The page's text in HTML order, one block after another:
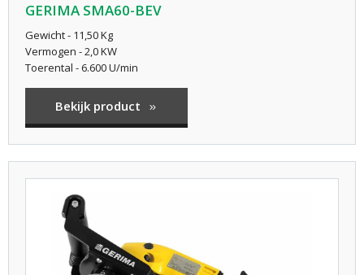
GERIMA SMA60-BEV
Gewicht - 11,50 Kg
Vermogen - 2,0 KW
Toerental - 6.600 U/min
Bekijk product